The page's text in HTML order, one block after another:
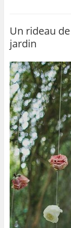
b
o
o
k
Un rideau
jardin